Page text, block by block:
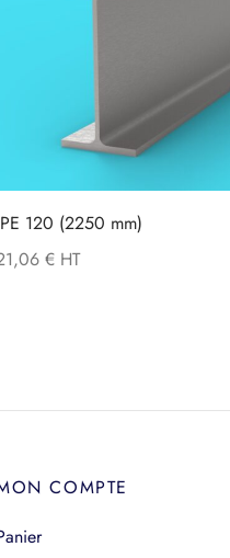
120 (2250 mm)
€
COMPTE